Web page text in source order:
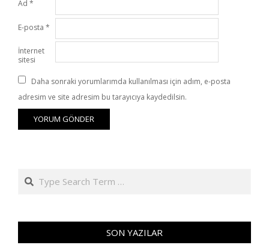
Ad *
E-posta *
İnternet
sitesi
Daha sonraki yorumlarımda kullanılması için adım, e-posta
adresim ve site adresim bu tarayıcıya kaydedilsin.
Search
SON YAZILAR